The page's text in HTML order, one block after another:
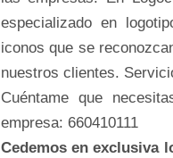
especializado en
iconos que se
nuestros clientes.
Cuéntame que
empresa: 660410111
Cedemos en exclusiva